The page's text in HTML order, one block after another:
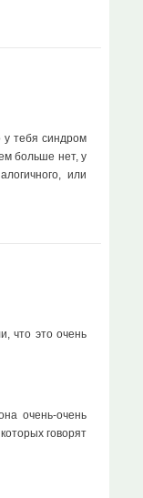
у тебя синдром
больше нет, у
или
что это очень
очень-очень
говорят